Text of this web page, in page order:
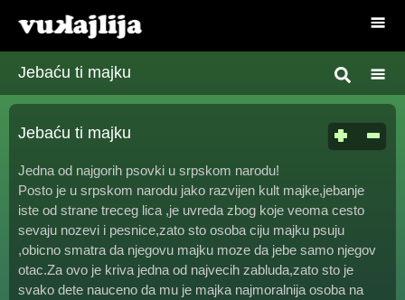
Jebaću ti majku
Jebaću ti majku
Jedna od najgorih psovki u srpskom narodu!
Posto je u srpskom narodu jako razvijen kult majke,jebanje
iste od strane treceg lica ,je uvreda zbog koje veoma cesto
sevaju nozevi i pesnice,zato sto osoba ciju majku psuju
,obicno smatra da njegovu majku moze da jebe samo njegov
otac.Za ovo je kriva jedna od najvecih zabluda,zato sto je
svako dete nauceno da mu je majka najmoralnija osoba na